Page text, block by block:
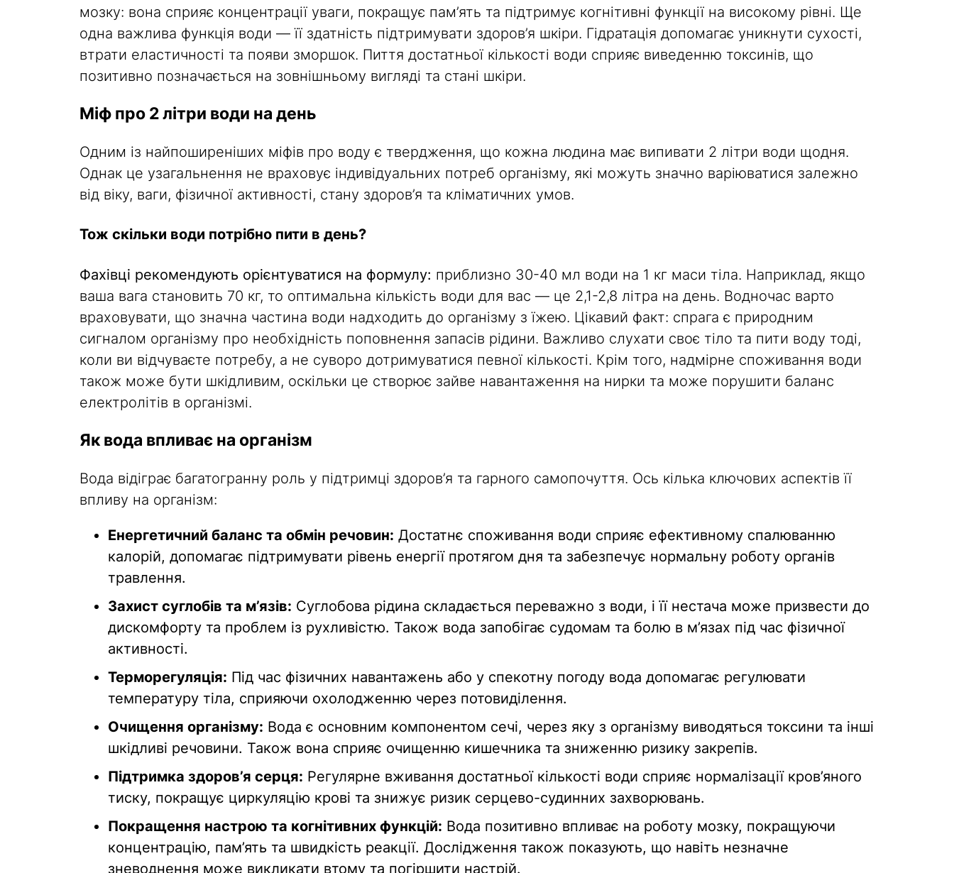
мозку: вона сприяє концентрації уваги, покращує пам’ять та підтримує когнітивні функції на високому рівні. Ще
одна важлива функція води — її здатність підтримувати здоров’я шкіри. Гідратація допомагає уникнути сухості,
втрати еластичності та появи зморшок. Пиття достатньої кількості води сприяє виведенню токсинів, що
позитивно позначається на зовнішньому вигляді та стані шкіри.
Міф про 2 літри води на день
Одним із найпоширеніших міфів про воду є твердження, що кожна людина має випивати 2 літри води щодня.
Однак це узагальнення не враховує індивідуальних потреб організму, які можуть значно варіюватися залежно
від віку, ваги, фізичної активності, стану здоров’я та кліматичних умов.
Тож скільки води потрібно пити в день?
Фахівці рекомендують орієнтуватися на формулу: приблизно 30-40 мл води на 1 кг маси тіла. Наприклад, якщо
ваша вага становить 70 кг, то оптимальна кількість води для вас — це 2,1-2,8 літра на день. Водночас варто
враховувати, що значна частина води надходить до організму з їжею. Цікавий факт: спрага є природним
сигналом організму про необхідність поповнення запасів рідини. Важливо слухати своє тіло та пити воду тоді,
коли ви відчуваєте потребу, а не суворо дотримуватися певної кількості. Крім того, надмірне споживання води
також може бути шкідливим, оскільки це створює зайве навантаження на нирки та може порушити баланс
електролітів в організмі.
Як вода впливає на організм
Вода відіграє багатогранну роль у підтримці здоров’я та гарного самопочуття. Ось кілька ключових аспектів її
впливу на організм:
Енергетичний баланс та обмін речовин: Достатнє споживання води сприяє ефективному спалюванню
калорій, допомагає підтримувати рівень енергії протягом дня та забезпечує нормальну роботу органів
травлення.
Захист суглобів та м’язів: Суглобова рідина складається переважно з води, і її нестача може призвести до
дискомфорту та проблем із рухливістю. Також вода запобігає судомам та болю в м’язах під час фізичної
активності.
Терморегуляція: Під час фізичних навантажень або у спекотну погоду вода допомагає регулювати
температуру тіла, сприяючи охолодженню через потовиділення.
Очищення організму: Вода є основним компонентом сечі, через яку з організму виводяться токсини та інші
шкідливі речовини. Також вона сприяє очищенню кишечника та зниженню ризику закрепів.
Підтримка здоров’я серця: Регулярне вживання достатньої кількості води сприяє нормалізації кров’яного
тиску, покращує циркуляцію крові та знижує ризик серцево-судинних захворювань.
Покращення настрою та когнітивних функцій: Вода позитивно впливає на роботу мозку, покращуючи
концентрацію, пам’ять та швидкість реакції. Дослідження також показують, що навіть незначне
зневоднення може викликати втому та погіршити настрій.